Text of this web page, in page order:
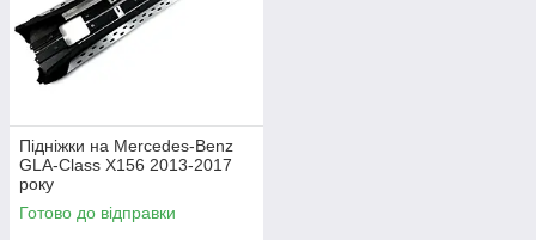
Підніжки на Mercedes-Benz
GLA-Class X156 2013-2017
року
Готово до відправки